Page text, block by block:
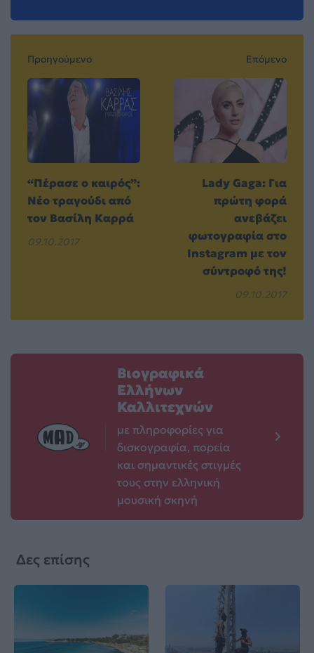
Προηγούμενο
“Πέρασε ο καιρός”:
Νέο τραγούδι από
τον Βασίλη Καρρά
09.10.2017
Επόμενο
Lady Gaga: Για
πρώτη φορά
ανεβάζει
φωτογραφία στο
Instagram με τον
σύντροφό της!
09.10.2017
Βιογραφικά
Ελλήνων
Καλλιτεχνών
με πληροφορίες για
δισκογραφία, πορεία
και σημαντικές στιγμές
τους στην ελληνική
μουσική σκηνή
Δες επίσης